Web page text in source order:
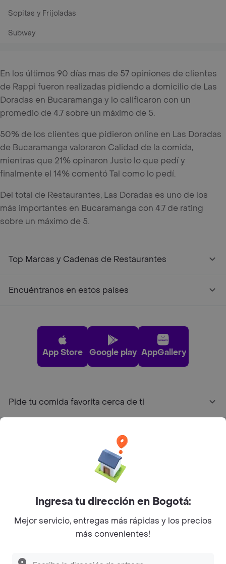
Sopitas y Frijoladas
Subway
En los últimos 90 días mas de 57 opiniones de clientes
de Rappi fueron realizadas pidiendo a domicilio de Las
Doradas en Bucaramanga y lo calificaron con un
promedio de 4.7 sobre un máximo de 5.
50% de los clientes que pidieron online en Las Doradas
de Bucaramanga valoraron Calidad de la comida,
mientras que 21% opinaron Justo lo que pedí y
finalmente el 14% comentó Tal como lo pedí.
Del total de Restaurantes, Las Doradas es uno de los
más importantes en Bucaramanga con 4.7 de rating
sobre un máximo de 5.
Top Marcas y Cadenas de Restaurantes
Encuéntranos en estos países
App Store Google play AppGallery
Pide tu comida favorita cerca de ti
Facebook
Twitter
Instagram
Ingresa tu dirección en Bogotá:
Mejor servicio, entregas más rápidas y los precios
más convenientes!